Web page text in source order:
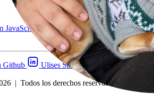
JavaScript
Github
Ulises Santana on LinkedIn
| Todos los derechos reservados.